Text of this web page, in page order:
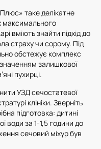
таке делікатне
максимального
вміють знайти підхід до
страху чи сорому. Під
обстежує комплекс
залишкової
пухирці.
УЗД сечостатевої
клініки. Зверніть
підготовка: дитині
води за 1-1,5 години до
сечовий міхур був